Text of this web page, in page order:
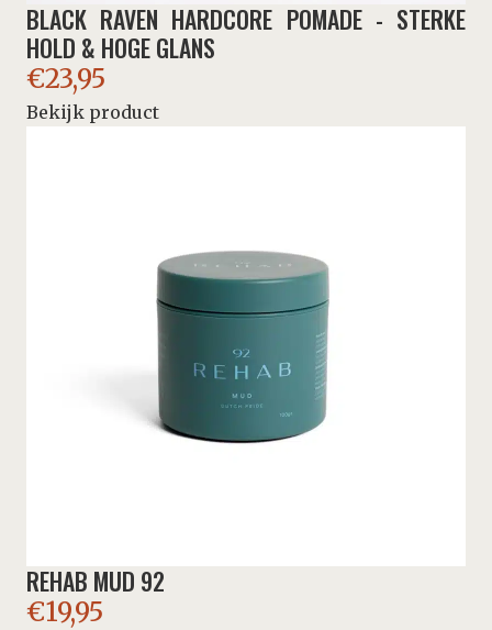
BLACK RAVEN HARDCORE POMADE - STERKE
HOLD & HOGE GLANS
€23,95
Bekijk product
REHAB MUD 92
€19,95